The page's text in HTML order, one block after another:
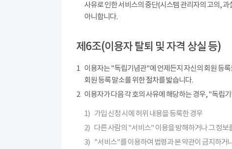
사유로 인한 서비스의 중단(시스템 관리자의 고의,
아니합니다.
제6조(이용자 탈퇴 및 자격 상실 등)
1 이용자는 "독립기념관"에 언제든지 자신의 회원 등
회원 등록 말소를 위한 절차를 밟습니다.
2 이용자가 다음 각 호의 사유에 해당하는 경우, "독립
1) 가입 신청 시에 허위 내용을 등록한 경우
2) 다른 사람의 "서비스" 이용을 방해하거나 그 정
3) "서비스"를 이용하여 법령과 본 약관이 금지하거